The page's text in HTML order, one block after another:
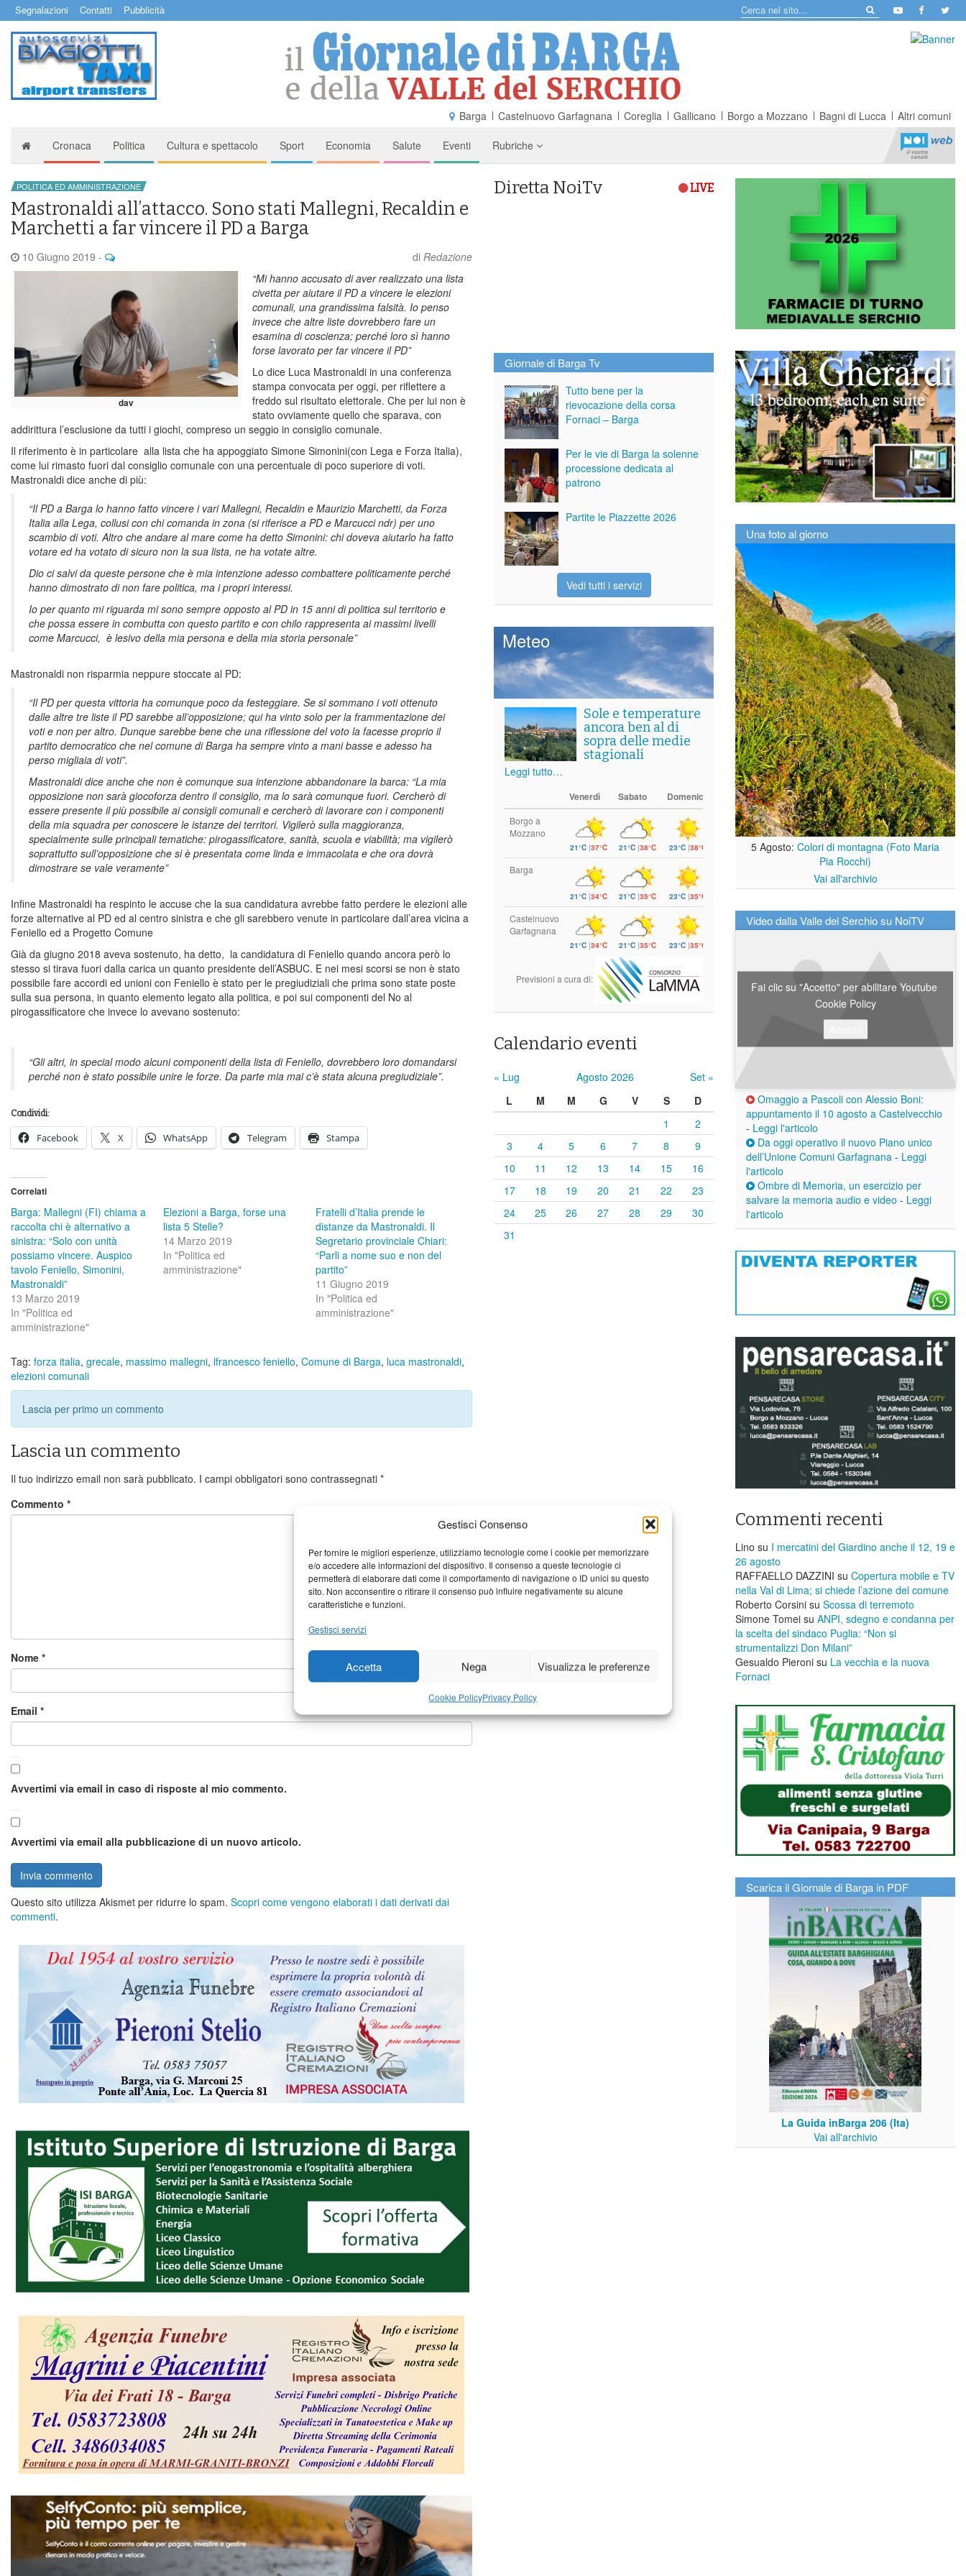
Gestisci Consenso
Per fornire le migliori esperienze, utilizziamo tecnologie come i cookie per memorizzare
e/o accedere alle informazioni del dispositivo. Il consenso a queste tecnologie ci
permetterà di elaborare dati come il comportamento di navigazione o ID unici su questo
sito. Non acconsentire o ritirare il consenso può influire negativamente su alcune
caratteristiche e funzioni.
Gestisci servizi
Accetta Nega Visualizza le preferenze
Cookie PolicyPrivacy Policy
Segnalazioni Contatti Pubblicità
Barga Castelnuovo Garfagnana Coreglia Gallicano Borgo a Mozzano Bagni di Lucca Altri comuni
Cronaca Politica Cultura e spettacolo Sport Economia Salute Eventi Rubriche
POLITICA ED AMMINISTRAZIONE
Mastronaldi all’attacco. Sono stati Mallegni, Recaldin e
Marchetti a far vincere il PD a Barga
10 Giugno 2019 - di Redazione
dav
“Mi hanno accusato di aver realizzato una lista
civetta per aiutare il PD a vincere le elezioni
comunali, una grandissima falsità. Io penso
invece che altre liste dovrebbero fare un
esamina di coscienza; perché loro sì hanno
forse lavorato per far vincere il PD”
Lo dice Luca Mastronaldi in una conferenza
stampa convocata per oggi, per riflettere a
freddo sul risultato elettorale. Che per lui non è
stato ovviamente quello che sparava, con
addirittura l’esclusione da tutti i giochi, compreso un seggio in consiglio comunale.
Il riferimento è in particolare alla lista che ha appoggiato Simone Simonini(con Lega e Forza Italia),
come lui rimasto fuori dal consiglio comunale con una percentuale di poco superiore di voti.
Mastronaldi dice anche di più:
“Il PD a Barga lo hanno fatto vincere i vari Mallegni, Recaldin e Maurizio Marchetti, da Forza
Italia alla Lega, collusi con chi comanda in zona (si riferisce a PD e Marcucci ndr) per uno
scambio di voti. Altro che andare al mare come ha detto Simonini: chi doveva aiutarlo ha fatto
votare ed ha votato di sicuro non la sua lista, ne ha votate altre.
Dio ci salvi da queste persone che è mia intenzione adesso combattere politicamente perché
hanno dimostrato di non fare politica, ma i propri interessi.
Io per quanto mi riguarda mi sono sempre opposto al PD in 15 anni di politica sul territorio e
che possa essere in combutta con questo partito e con chilo rappresenta ai massimi livelli
come Marcucci, è lesivo della mia persona e della mia storia personale”
Mastronaldi non risparmia neppure stoccate al PD:
“Il PD per questa vittoria ha comunque poco da festeggiare. Se si sommano i voti ottenuto
dalle altre tre liste il PD sarebbe all’opposizione; qui ha vinto solo per la frammentazione dei
voti e non per altro. Dunque sarebbe bene che una riflessione del voto la facesse proprio il
partito democratico che nel comune di Barga ha sempre vinto a mani basse e adesso ha
perso migliaia di voti”.
Mastronaldi dice anche che non è comunque sua intenzione abbandonare la barca: “La mia
opposizione non sarà giocoforza dentro il consiglio, ma lo sarà comunque fuori. Cercherò di
essere presente il più possibile ai consigli comunali e cercherò di lavorare con i componenti
della mia squadra per conoscere le istanze dei territori. Vigilerò sulla maggioranza,
specialmente sulle principali tematiche: pirogassificatore, sanità, scuola e viabilità; ma vigilerò
soprattutto sull’opposizione che si è presentata come linda e immacolata e che ora dovrà
dimostrare se vale veramente”
Infine Mastronaldi ha respinto le accuse che la sua candidatura avrebbe fatto perdere le elezioni alle
forze alternative al PD ed al centro sinistra e che gli sarebbero venute in particolare dall’area vicina a
Feniello ed a Progetto Comune
Già da giugno 2018 aveva sostenuto, ha detto, la candidatura di Feniello quando ancora però lo
stesso si tirava fuori dalla carica un quanto presidente dell’ASBUC. E nei mesi scorsi se non è stato
possibile fare accordi ed unioni con Feniello è stato per le pregiudiziali che prima sono state poste
sulla sua persona, in quanto elemento legato alla politica, e poi sui componenti del No al
pirogassificatore che invece lo avevano sostenuto:
“Gli altri, in special modo alcuni componenti della lista di Feniello, dovrebbero loro domandarsi
perché non è stato possibile unire le forze. Da parte mia mai c’è stata alcuna pregiudiziale”.
Condividi:
Facebook X WhatsApp Telegram Stampa
Correlati
Barga: Mallegni (FI) chiama a
raccolta chi è alternativo a
sinistra: “Solo con unità
possiamo vincere. Auspico
tavolo Feniello, Simonini,
Mastronaldi”
13 Marzo 2019
In "Politica ed
amministrazione"
Elezioni a Barga, forse una
lista 5 Stelle?
14 Marzo 2019
In "Politica ed
amministrazione"
Fratelli d’Italia prende le
distanze da Mastronaldi. Il
Segretario provinciale Chiari:
“Parli a nome suo e non del
partito”
11 Giugno 2019
In "Politica ed
amministrazione"
Tag: forza italia, grecale, massimo mallegni, lfrancesco feniello, Comune di Barga, luca mastronaldi,
elezioni comunali
Lascia per primo un commento
Lascia un commento
Il tuo indirizzo email non sarà pubblicato. I campi obbligatori sono contrassegnati *
Commento *
Nome *
Email *
Avvertimi via email in caso di risposte al mio commento.
Avvertimi via email alla pubblicazione di un nuovo articolo.
Questo sito utilizza Akismet per ridurre lo spam. Scopri come vengono elaborati i dati derivati dai
commenti.
Diretta NoiTv LIVE
Giornale di Barga Tv
Tutto bene per la
rievocazione della corsa
Fornaci – Barga
Per le vie di Barga la solenne
processione dedicata al
patrono
Partite le Piazzette 2026
Vedi tutti i servizi
Meteo
Sole e temperature
ancora ben al di
sopra delle medie
stagionali
Leggi tutto…
Venerdì Sabato Domenica
Borgo a
Mozzano
21°C |37°C 21°C |38°C 23°C |38°C
Barga
21°C |34°C 21°C |35°C 23°C |35°C
Castelnuovo
Garfagnana
21°C |34°C 21°C |35°C 23°C |35°C
Previsioni a cura di:
Calendario eventi
« Lug Agosto 2026
Set »
L
M M G V S
D
1
2
3
4 5 6 7 8
9
10
11 12 13 14 15
16
17
18 19 20 21 22
23
24
25 26 27 28 29
30
31
Una foto al giorno
5 Agosto: Colori di montagna (Foto Maria
Pia Rocchi)
Vai all'archivio
Video dalla Valle del Serchio su NoiTV
Fai clic su "Accetto" per abilitare Youtube
Cookie Policy
Omaggio a Pascoli con Alessio Boni:
appuntamento il 10 agosto a Castelvecchio
- Leggi l'articolo
Da oggi operativo il nuovo Piano unico
dell’Unione Comuni Garfagnana - Leggi
l'articolo
Ombre di Memoria, un esercizio per
salvare la memoria audio e video - Leggi
l'articolo
Commenti recenti
Lino su I mercatini del Giardino anche il 12, 19 e
26 agosto
RAFFAELLO DAZZINI su ​Copertura mobile e TV
nella Val di Lima; si chiede l’azione del comune
Roberto Corsini su Scossa di terremoto
Simone Tomei su ANPI, sdegno e condanna per
la scelta del sindaco Puglia: “Non si
strumentalizzi Don Milani”
Gesualdo Pieroni su La vecchia e la nuova
Fornaci
Scarica il Giornale di Barga in PDF
La Guida inBarga 206 (Ita)
Vai all'archivio